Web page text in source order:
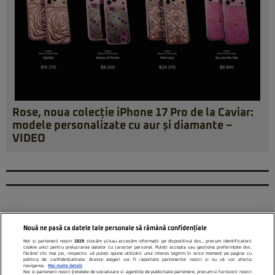
Rose, noua colecție iPhone 17 Pro de la Caviar:
modele personalizate cu aur și diamante –
VIDEO
Nouă ne pasă ca datele tale personale să rămână confidențiale
Noi și partenerii noștri1019 stocăm și/sau accesăm informații pe dispozitivul dvs., precum identificatorii
cookie unici pentru prelucrarea datelor cu caracter personal. Puteți accepta sau gestiona preferințele dvs.
făcând clic mai jos, respectiv vă puteți opune utilizării unui interes legitim în orice moment pe pagina cu
politica de confidențialitate. Aceste alegeri vor fi raportate partenerilor noștri și nu vă vor afecta
navigarea.
Mai multe detalii
Noi si partenerii nostri (retelele de socializare si agentiile de publicitate partenere, precum si furnizorii nostri